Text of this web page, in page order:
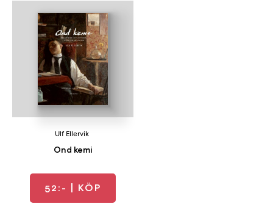
Ond kemi
Ulf Ellervik
52:- | KÖP